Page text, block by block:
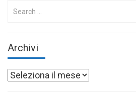
Search
Archivi
Archivi